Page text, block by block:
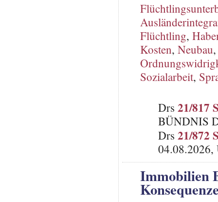
Flüchtling,
Kosten, Neubau
Sozialarbeit,
Drs 21/817
BÜNDNIS
Drs 21/872
04.08.2026,
Immobilien